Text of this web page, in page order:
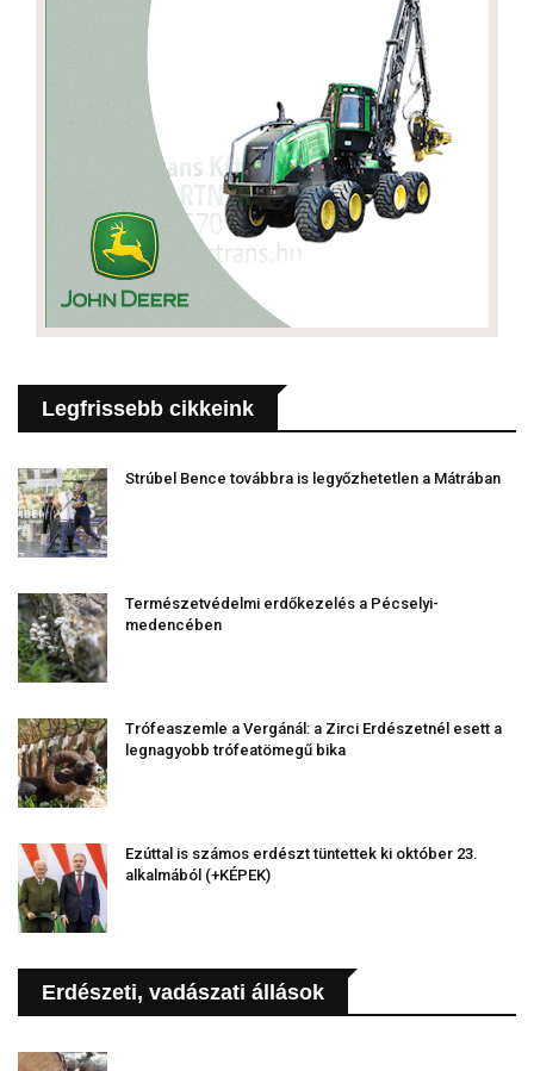
Legfrissebb cikkeink
Strúbel Bence továbbra is legyőzhetetlen a Mátrában
Természetvédelmi erdőkezelés a Pécselyi-
medencében
Trófeaszemle a Vergánál: a Zirci Erdészetnél esett a
legnagyobb trófeatömegű bika
Ezúttal is számos erdészt tüntettek ki október 23.
alkalmából (+KÉPEK)
Erdészeti, vadászati állások